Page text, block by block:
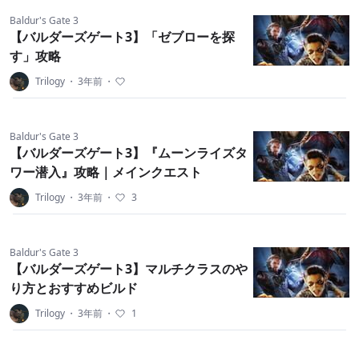
Baldur's Gate 3
【バルダーズゲート3】「ゼブローを探
す」攻略
Trilogy ・ 3年前 ・
Baldur's Gate 3
【バルダーズゲート3】『ムーンライズタ
ワー潜入』攻略｜メインクエスト
Trilogy ・ 3年前 ・ 3
Baldur's Gate 3
【バルダーズゲート3】マルチクラスのや
り方とおすすめビルド
Trilogy ・ 3年前 ・ 1